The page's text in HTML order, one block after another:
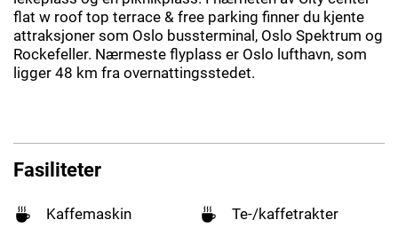
flat w roof top terrace & free parking finner du kjente
attraksjoner som Oslo bussterminal, Oslo Spektrum og
Rockefeller. Nærmeste flyplass er Oslo lufthavn, som
ligger 48 km fra overnattingsstedet.
Fasiliteter
Kaffemaskin Te-/kaffetrakter